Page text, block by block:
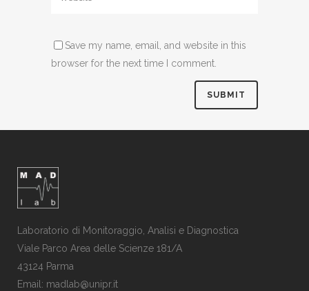
Save my name, email, and website in this
browser for the next time I comment.
Laboratorio di Monitoraggio, Analisi e Diagnostica
Viale Parco Area delle Scienze 181/A
43124 Parma
Email: madlab@unipr.it